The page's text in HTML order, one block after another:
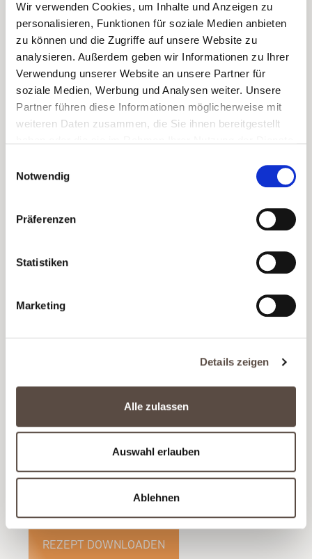
Wir verwenden Cookies, um Inhalte und Anzeigen zu
personalisieren, Funktionen für soziale Medien anbieten
zu können und die Zugriffe auf unsere Website zu
analysieren. Außerdem geben wir Informationen zu Ihrer
Verwendung unserer Website an unsere Partner für
soziale Medien, Werbung und Analysen weiter. Unsere
Partner führen diese Informationen möglicherweise mit
weiteren Daten zusammen, die Sie ihnen bereitgestellt
Notwendig
Präferenzen
Statistiken
Marketing
Details zeigen
Alle zulassen
Auswahl erlauben
Ablehnen
der Schale (Zeste) abhobeln. Danach den Saft aus
der Zitrone pressen. Chilischote entkernen und in
kleine Stücke schneiden. Frischen Koriander,
Minze und Petersilie fein hacken.
Hackfleisch in eine große Schüssel geben.
Kräuter, Gewürze, Chili, Zitronensaft und -zesten
sowie zwei Eier dazugeben und alles miteinander
Würsten (Koftas) rollen und jeweils auf einen
Minuten in den Kühlschrank stellen.
geviertelte Zwiebel und einige Knoblauchzehen ins
gebräunt sind.
Cape Wine Master De Bruyn Steenkamp
Friesland Pinotage.
MEHR WEINE ENTDECKEN
REZEPT DOWNLOADEN